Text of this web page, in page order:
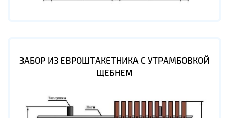
ЗАБОР ИЗ ЕВРОШТАКЕТНИКА С УТРАМБОВКОЙ
ЩЕБНЕМ